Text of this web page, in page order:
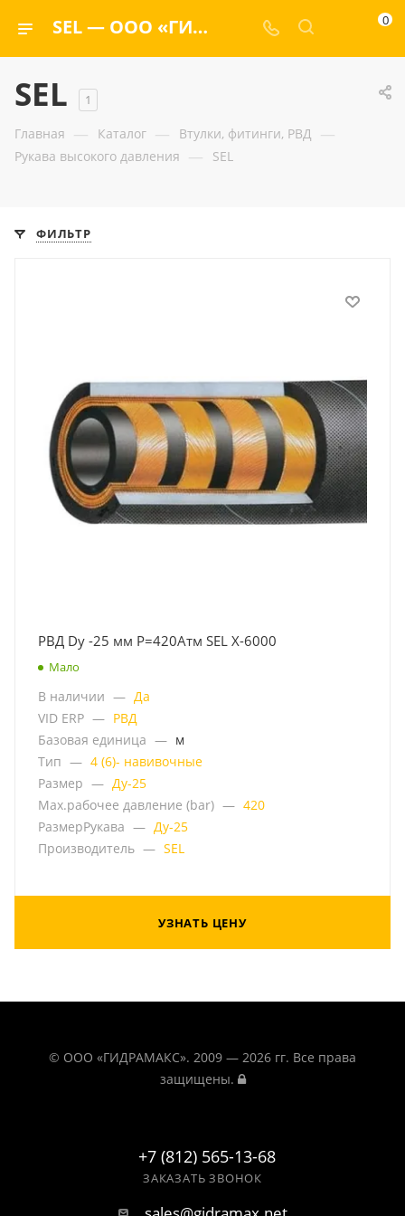
SEL — ООО «ГИДРАМАКС» 0
SEL 1
Главная — Каталог — Втулки, фитинги, РВД —
Рукава высокого давления — SEL
ФИЛЬТР
РВД Dу -25 мм Р=420Атм SEL X-6000
Мало
В наличии — Да
VID ERP — РВД
Базовая единица — м
Тип — 4 (6)- навивочные
Размер — Ду-25
Мах.рабочее давление (bar) — 420
РазмерРукава — Ду-25
Производитель — SEL
УЗНАТЬ ЦЕНУ
© ООО «ГИДРАМАКС». 2009 — 2026 гг. Все права
защищены.
+7 (812) 565-13-68
ЗАКАЗАТЬ ЗВОНОК